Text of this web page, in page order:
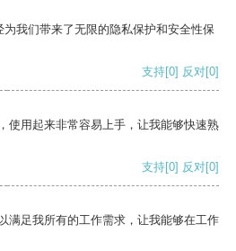
我们带来了无限的隐私保护和安全性保
支持[0] 反对[0]
使用起来非常容易上手，让我能够快速熟
支持[0] 反对[0]
满足我所有的工作需求，让我能够在工作